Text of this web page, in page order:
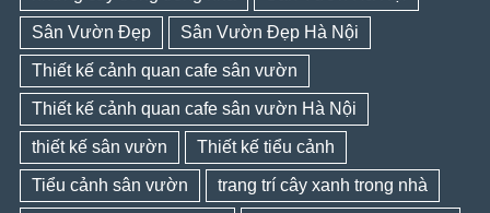
Sân Vườn Đẹp Sân Vườn Đẹp Hà Nội
Thiết kế cảnh quan cafe sân vườn
Thiết kế cảnh quan cafe sân vườn Hà Nội
thiết kế sân vườn Thiết kế tiểu cảnh
Tiểu cảnh sân vườn trang trí cây xanh trong nhà